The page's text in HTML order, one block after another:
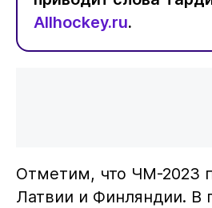
Allhockey.ru.
Отметим, что ЧМ-2023
Латвии и Финляндии. В